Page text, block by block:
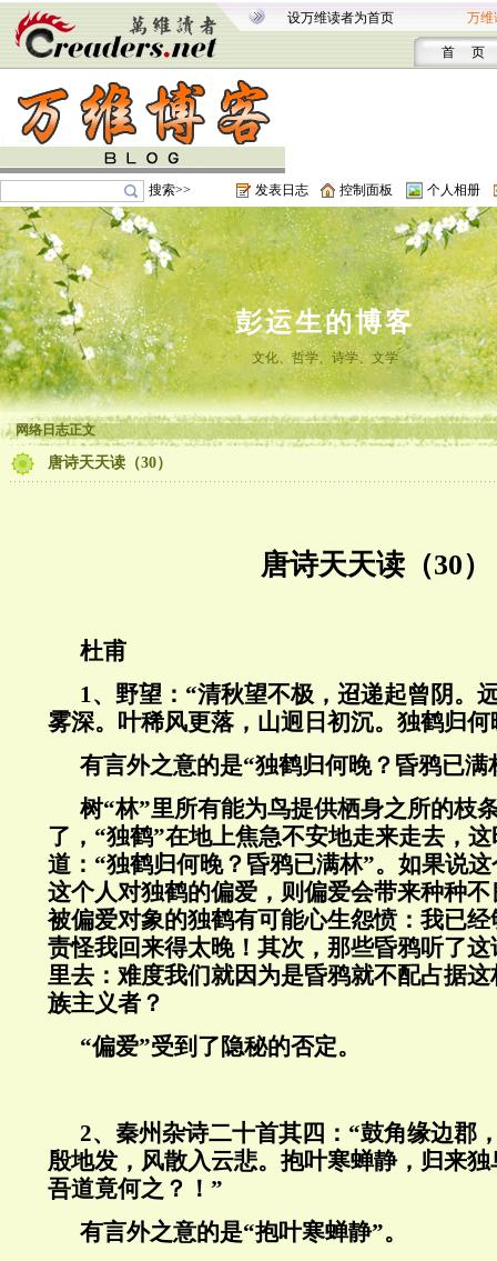
设万维读者为首页 万维
首 页
搜索>> 发表日志 控制面板 个人相册
彭运生的博客
文化、哲学、诗学、文学
网络日志正文
唐诗天天读（30）
唐诗天天读（30）
杜甫
1、野望：“清秋望不极，迢递起曾阴。
雾深。叶稀风更落，山迥日初沉。独鹤归
有言外之意的是“独鹤归何晚？昏鸦已满
树“林”里所有能为鸟提供栖身之所的枝
了，“独鹤”在地上焦急不安地走来走去，
道：“独鹤归何晚？昏鸦已满林”。如果说
这个人对独鹤的偏爱，则偏爱会带来种种
被偏爱对象的独鹤有可能心生怨愤：我已
责怪我回来得太晚！其次，那些昏鸦听了
里去：难度我们就因为是昏鸦就不配占据
族主义者？
“偏爱”受到了隐秘的否定。
2、秦州杂诗二十首其四：“鼓角缘边郡
殷地发，风散入云悲。抱叶寒蝉静，归来
吾道竟何之？！”
有言外之意的是“抱叶寒蝉静”。